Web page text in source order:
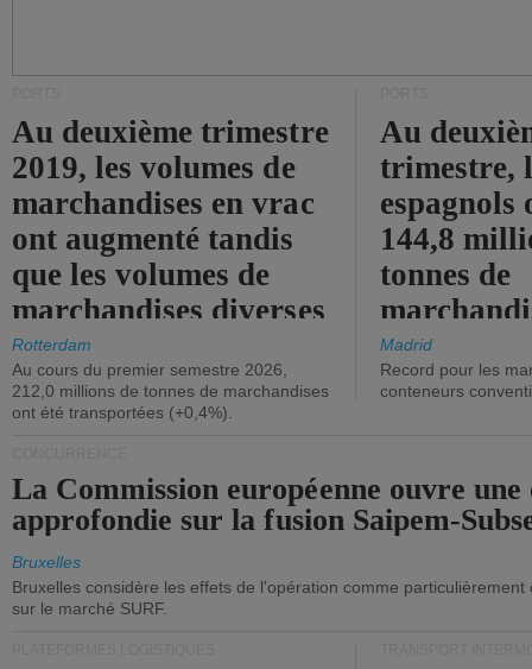
Au deuxième trimestre
2019, les volumes de
marchandises en vrac
ont augmenté tandis
que les volumes de
marchandises diverses
ont diminué.
Rotterdam
Au cours du premier semestre 2026,
212,0 millions de tonnes de marchandises
ont été transportées (+0,4%).
Au
trimestre,
144,8
tonnes de
(+2,9%).
Madrid
Record pour les
conteneurs
La Commission européenne ouvre une
approfondie sur la fusion Saipem-
Bruxelles
Bruxelles considère les effets de l'opération comme
sur le marché SURF.